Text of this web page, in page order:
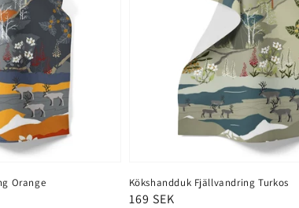
Orange Kökshandduk Fjällvandring Turkos
Ordinarie
169 SEK